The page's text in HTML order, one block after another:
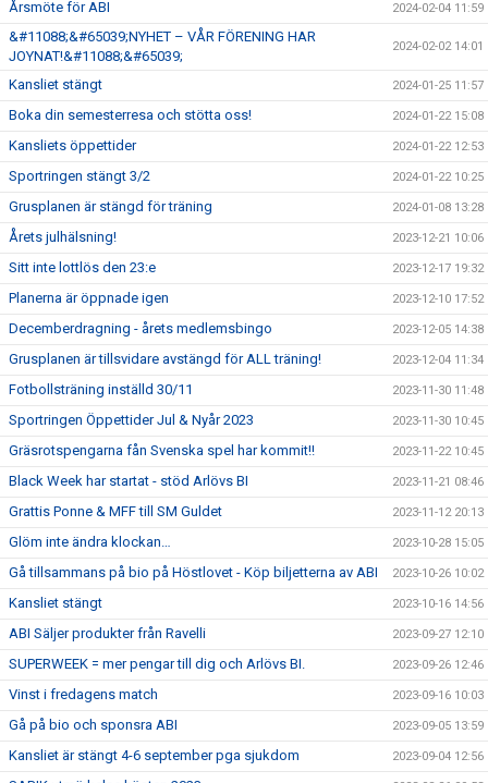
Årsmöte för ABI 2024-02-04 11:59
&#11088;&#65039;NYHET – VÅR FÖRENING HAR
JOYNAT!&#11088;&#65039;
2024-02-02 14:01
Kansliet stängt 2024-01-25 11:57
Boka din semesterresa och stötta oss! 2024-01-22 15:08
Kansliets öppettider 2024-01-22 12:53
Sportringen stängt 3/2 2024-01-22 10:25
Grusplanen är stängd för träning 2024-01-08 13:28
Årets julhälsning! 2023-12-21 10:06
Sitt inte lottlös den 23:e 2023-12-17 19:32
Planerna är öppnade igen 2023-12-10 17:52
Decemberdragning - årets medlemsbingo 2023-12-05 14:38
Grusplanen är tillsvidare avstängd för ALL träning! 2023-12-04 11:34
Fotbollsträning inställd 30/11 2023-11-30 11:48
Sportringen Öppettider Jul & Nyår 2023 2023-11-30 10:45
Gräsrotspengarna fån Svenska spel har kommit!! 2023-11-22 10:45
Black Week har startat - stöd Arlövs BI 2023-11-21 08:46
Grattis Ponne & MFF till SM Guldet 2023-11-12 20:13
Glöm inte ändra klockan… 2023-10-28 15:05
Gå tillsammans på bio på Höstlovet - Köp biljetterna av ABI 2023-10-26 10:02
Kansliet stängt 2023-10-16 14:56
ABI Säljer produkter från Ravelli 2023-09-27 12:10
SUPERWEEK = mer pengar till dig och Arlövs BI. 2023-09-26 12:46
Vinst i fredagens match 2023-09-16 10:03
Gå på bio och sponsra ABI 2023-09-05 13:59
Kansliet är stängt 4-6 september pga sjukdom 2023-09-04 12:56